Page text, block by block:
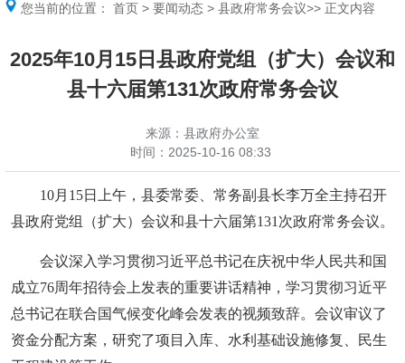
您当前的位置： 首页 > 要闻动态 > 县政府常务会议>> 正文内容
2025年10月15日县政府党组（扩大）会议和
县十六届第131次政府常务会议
来源：县政府办公室
时间： 2025-10-16 08:33
10月15日上午，县委常委、常务副县长李万全主持召开
县政府党组（扩大）会议和县十六届第131次政府常务会议。
会议深入学习贯彻习近平总书记在庆祝中华人民共和国
成立76周年招待会上发表的重要讲话精神，学习贯彻习近平
总书记在联合国气候变化峰会发表的视频致辞。会议审议了
资金分配方案，研究了项目入库、水利基础设施修复、民生